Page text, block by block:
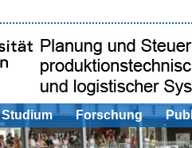
Studium Forschung